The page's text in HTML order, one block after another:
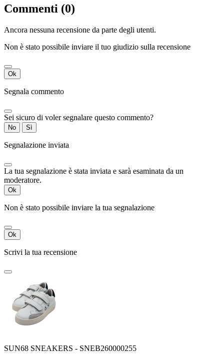
Commenti (0)
Ancora nessuna recensione da parte degli utenti.
Non è stato possibile inviare il tuo giudizio sulla recensione
Ok
Segnala commento
Sei sicuro di voler segnalare questo commento?
No Sì
Segnalazione inviata
La tua segnalazione è stata inviata e sarà esaminata da un
moderatore.
Ok
Non è stato possibile inviare la tua segnalazione
Ok
Scrivi la tua recensione
SUN68 SNEAKERS - SNEB260000255